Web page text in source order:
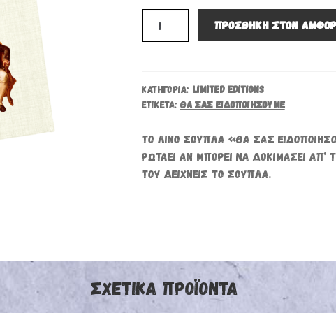
WAS: ΤΙΜΉ
ΠΟΣΌΤΗΤΑ
ΠΡΟΣΘΉΚΗ ΣΤΟΝ
ΚΑΤΗΓΟΡΊΑ: LIMITED EDITIONS
ΕΤΙΚΈΤΑ: ΘΑ ΣΑΣ ΕΙΔΟΠΟΙΉΣΟΥΜΕ
ΤΟ ΛΙΝΌ ΣΟΥΠΛΆ «ΘΑ ΣΑΣ
ΡΩΤΆΕΙ ΑΝ ΜΠΟΡΕΊ ΝΑ ΔΟΚΙΜΆΣΕΙ ΑΠ’
ΤΟΥ ΔΕΊΧΝΕΙΣ ΤΟ ΣΟΥΠΛΆ.
ΣΧΕΤΙΚΆ ΠΡΟΪΌΝΤΑ